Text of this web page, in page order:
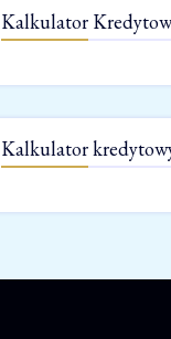
Kalkulator
Kalkulator